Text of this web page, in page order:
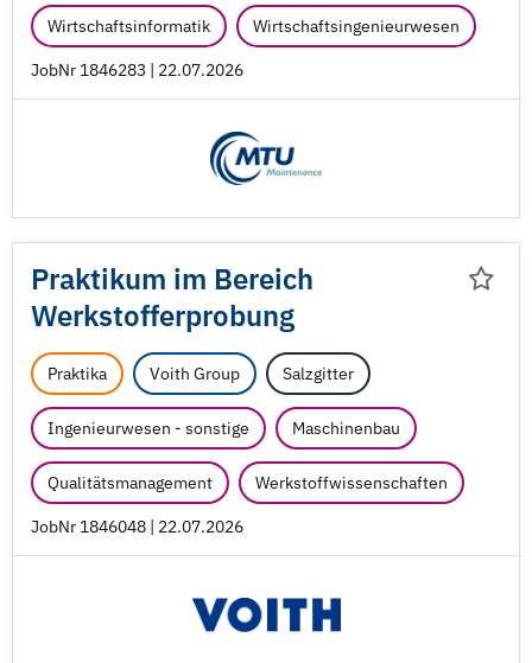
Wirtschaftsinformatik Wirtschaftsingenieurwesen
JobNr 1846283 | 22.07.2026
Praktikum im Bereich
Werkstofferprobung
Praktika Voith Group Salzgitter
Ingenieurwesen - sonstige Maschinenbau
Qualitätsmanagement Werkstoffwissenschaften
JobNr 1846048 | 22.07.2026